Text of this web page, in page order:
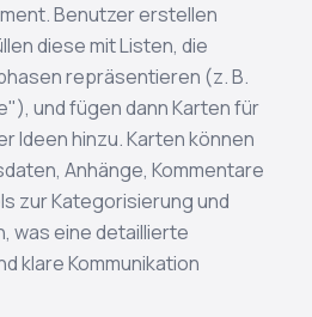
Benutzer erstellen
diese mit Listen, die
repräsentieren (z. B.
und fügen dann Karten für
Ideen hinzu. Karten können
Anhänge, Kommentare
zur Kategorisierung und
was eine detaillierte
klare Kommunikation